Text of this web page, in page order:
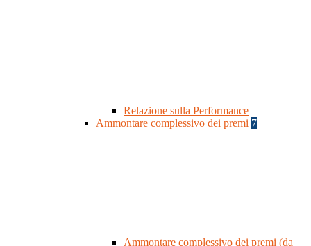
Relazione sulla Performance
Ammontare complessivo dei premi 7
Ammontare complessivo dei premi (da